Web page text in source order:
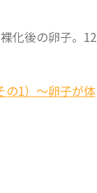
化後の卵子。12
1）〜卵子が体